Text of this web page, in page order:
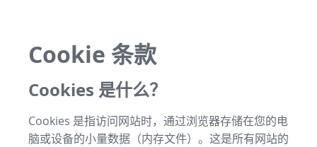
Cookie 条款
Cookies 是什么？
Cookies 是指访问网站时，通过浏览器存储在您的电
脑或设备的小量数据（内存文件）。这是所有网站的